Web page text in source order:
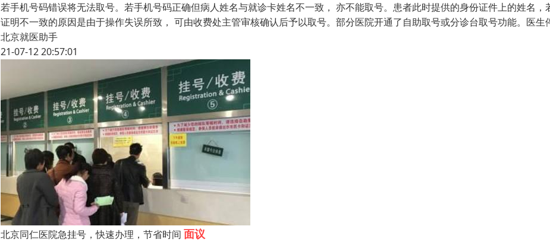
若手机号码错误将无法取号。若手机号码正确但病人姓名与就诊卡姓名不一致， 亦不能取号。患者此时提供的身份证件上的姓名，
证明不一致的原因是由于操作失误所致， 可由收费处主管审核确认后予以取号。部分医院开通了自助取号或分诊台取号功能。医生
北京就医助手
21-07-12 20:57:01
北京同仁医院急挂号，快速办理，节省时间 面议